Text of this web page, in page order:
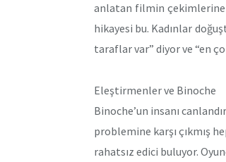
anlatan filmin çekimlerine
hikayesi bu. Kadınlar
taraflar var” diyor ve “en
Eleştirmenler ve Binoche
Binoche’un insanı
problemine karşı çıkmış
rahatsız edici buluyor.